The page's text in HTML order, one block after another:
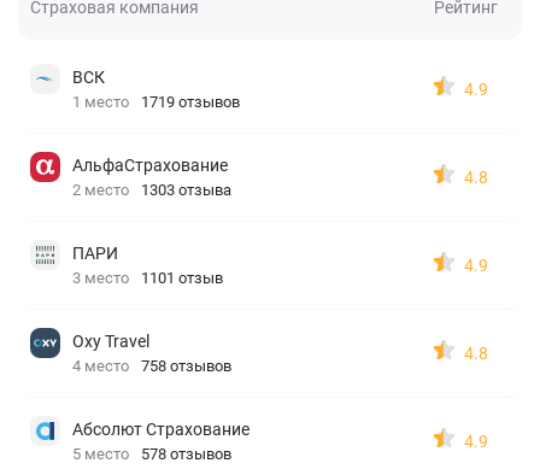
Страховая компания Рейтинг
ВСК
1 место 1719 отзывов
4.9
АльфаСтрахование
2 место 1303 отзыва
4.8
ПАРИ
3 место 1101 отзыв
4.9
Oxy Travel
4 место 758 отзывов
4.8
Абсолют Страхование
5 место 578 отзывов
4.9